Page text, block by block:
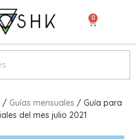
0
/ Guías mensuales / Guía para
del mes julio 2021